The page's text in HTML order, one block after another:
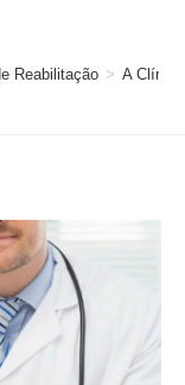
Reabilitação > A